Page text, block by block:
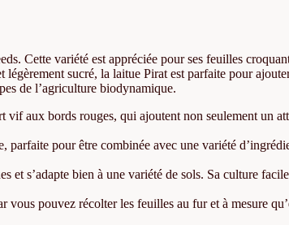
Cette variété est appréciée pour ses feuilles
sucré, la laitue Pirat est parfaite pour
de l’agriculture biodynamique.
vif aux bords rouges, qui ajoutent non seulement un
pour être combinée avec une variété
et s’adapte bien à une variété de sols. Sa culture
pouvez récolter les feuilles au fur et à mesure